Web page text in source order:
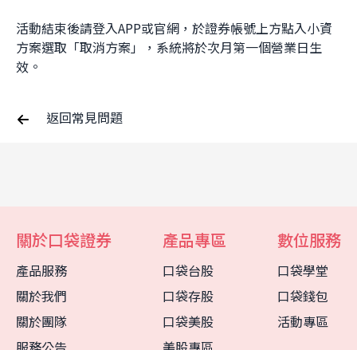
活動結束後請登入APP或官網，於證券帳號上方點入小資
方案選取「取消方案」，系統將於次月第一個營業日生
效。
返回常見問題
關於口袋證券
產品服務
關於我們
關於團隊
產品專區
口袋台股
口袋存股
口袋美股
數位服務
口袋學堂
口袋錢包
活動專區